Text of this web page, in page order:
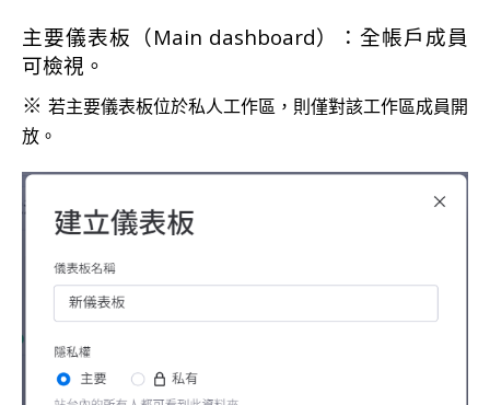
主要儀表板（Main dashboard）：全帳戶成員
可檢視。
※ 若主要儀表板位於私人工作區，則僅對該工作區成員開
放。